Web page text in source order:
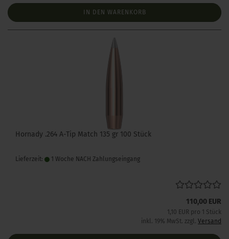
IN DEN WARENKORB
Hornady .264 A-Tip Match 135 gr 100 Stück
Lieferzeit: 1 Woche NACH Zahlungseingang
110,00 EUR
1,10 EUR pro 1 Stück
inkl. 19% MwSt. zzgl. Versand